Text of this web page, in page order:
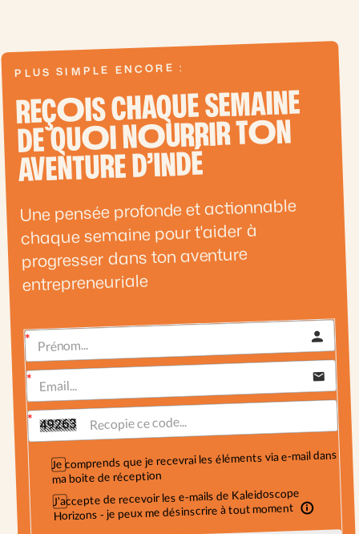
PLUS SIMPLE ENCORE :
REÇOIS CHAQUE SEMAINE
DE QUOI NOURRIR TON
AVENTURE D’INDÉ
Une pensée profonde et actionnable
chaque semaine pour t'aider à
progresser dans ton aventure
entrepreneuriale
Je comprends que je recevrai les éléments via e-mail dans
ma boite de réception
J'accepte de recevoir les e-mails de Kaleidoscope
Horizons - je peux me désinscrire à tout moment